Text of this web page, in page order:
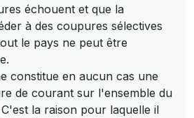
échouent et que la
à des coupures sélectives
le pays ne peut être
constitue en aucun cas une
de courant sur l'ensemble du
la raison pour laquelle il